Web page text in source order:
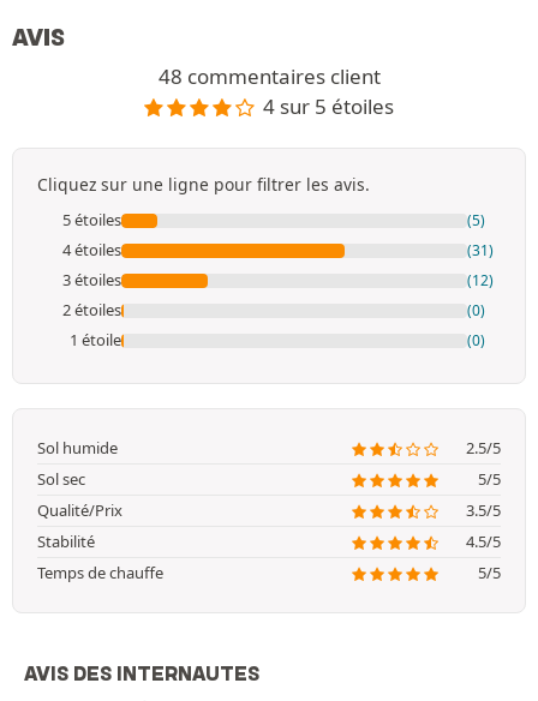
AVIS
48 commentaires client
4 sur 5 étoiles
Cliquez sur une ligne pour filtrer les avis.
5 étoiles (5)
4 étoiles (31)
3 étoiles (12)
2 étoiles (0)
1 étoile (0)
Sol humide
2.5/5
Sol sec
5/5
Qualité/Prix
3.5/5
Stabilité
4.5/5
Temps de chauffe
5/5
AVIS DES INTERNAUTES